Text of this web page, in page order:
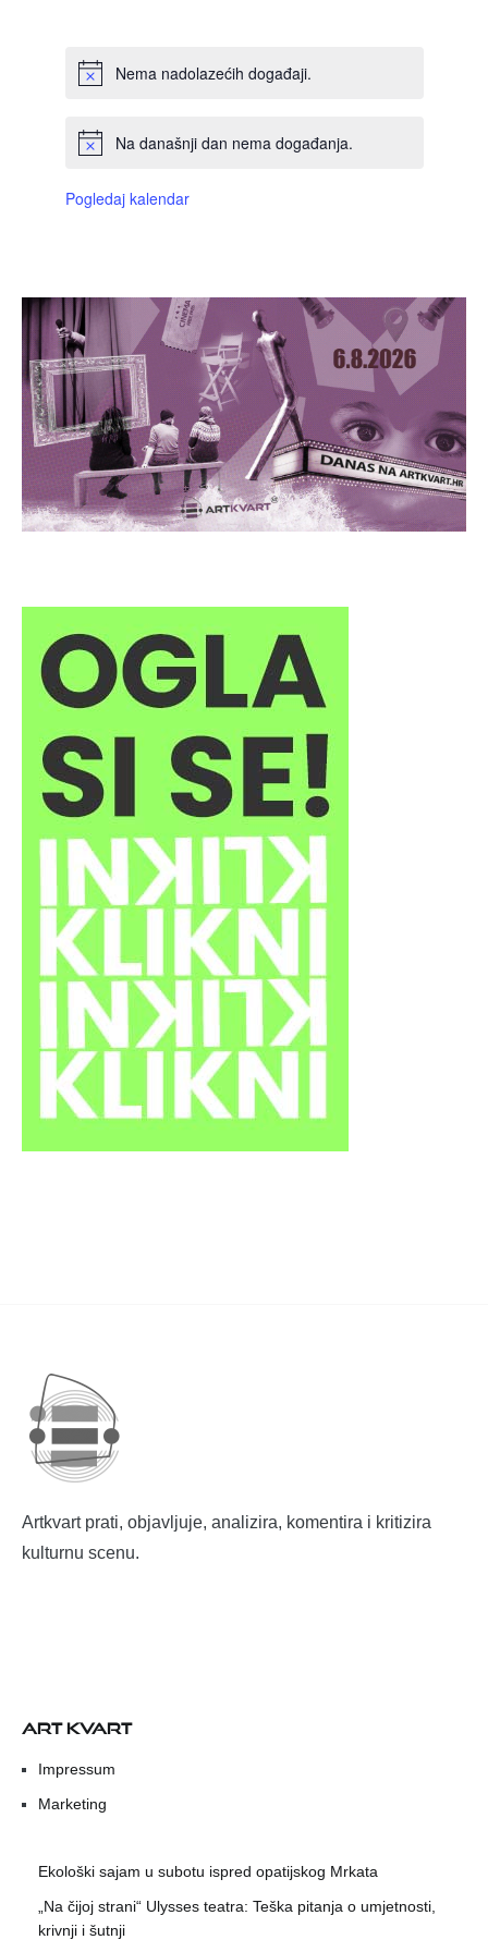
Nema nadolazećih događaji.
Na današnji dan nema događanja.
Pogledaj kalendar
Artkvart prati, objavljuje, analizira, komentira i kritizira
kulturnu scenu.
ART KVART
Impressum
Marketing
Ekološki sajam u subotu ispred opatijskog Mrkata
„Na čijoj strani“ Ulysses teatra: Teška pitanja o umjetnosti,
krivnji i šutnji